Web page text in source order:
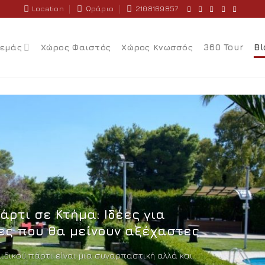
Location Ωράριο 2108169857
Χώρος Φαιστός Χώρος Κνωσσός 360 Tour
σε Κτήμα: Ιδέες για
που θα μείνουν αξέχαστες
πάρτι είναι μια συναρπαστική αλλά και